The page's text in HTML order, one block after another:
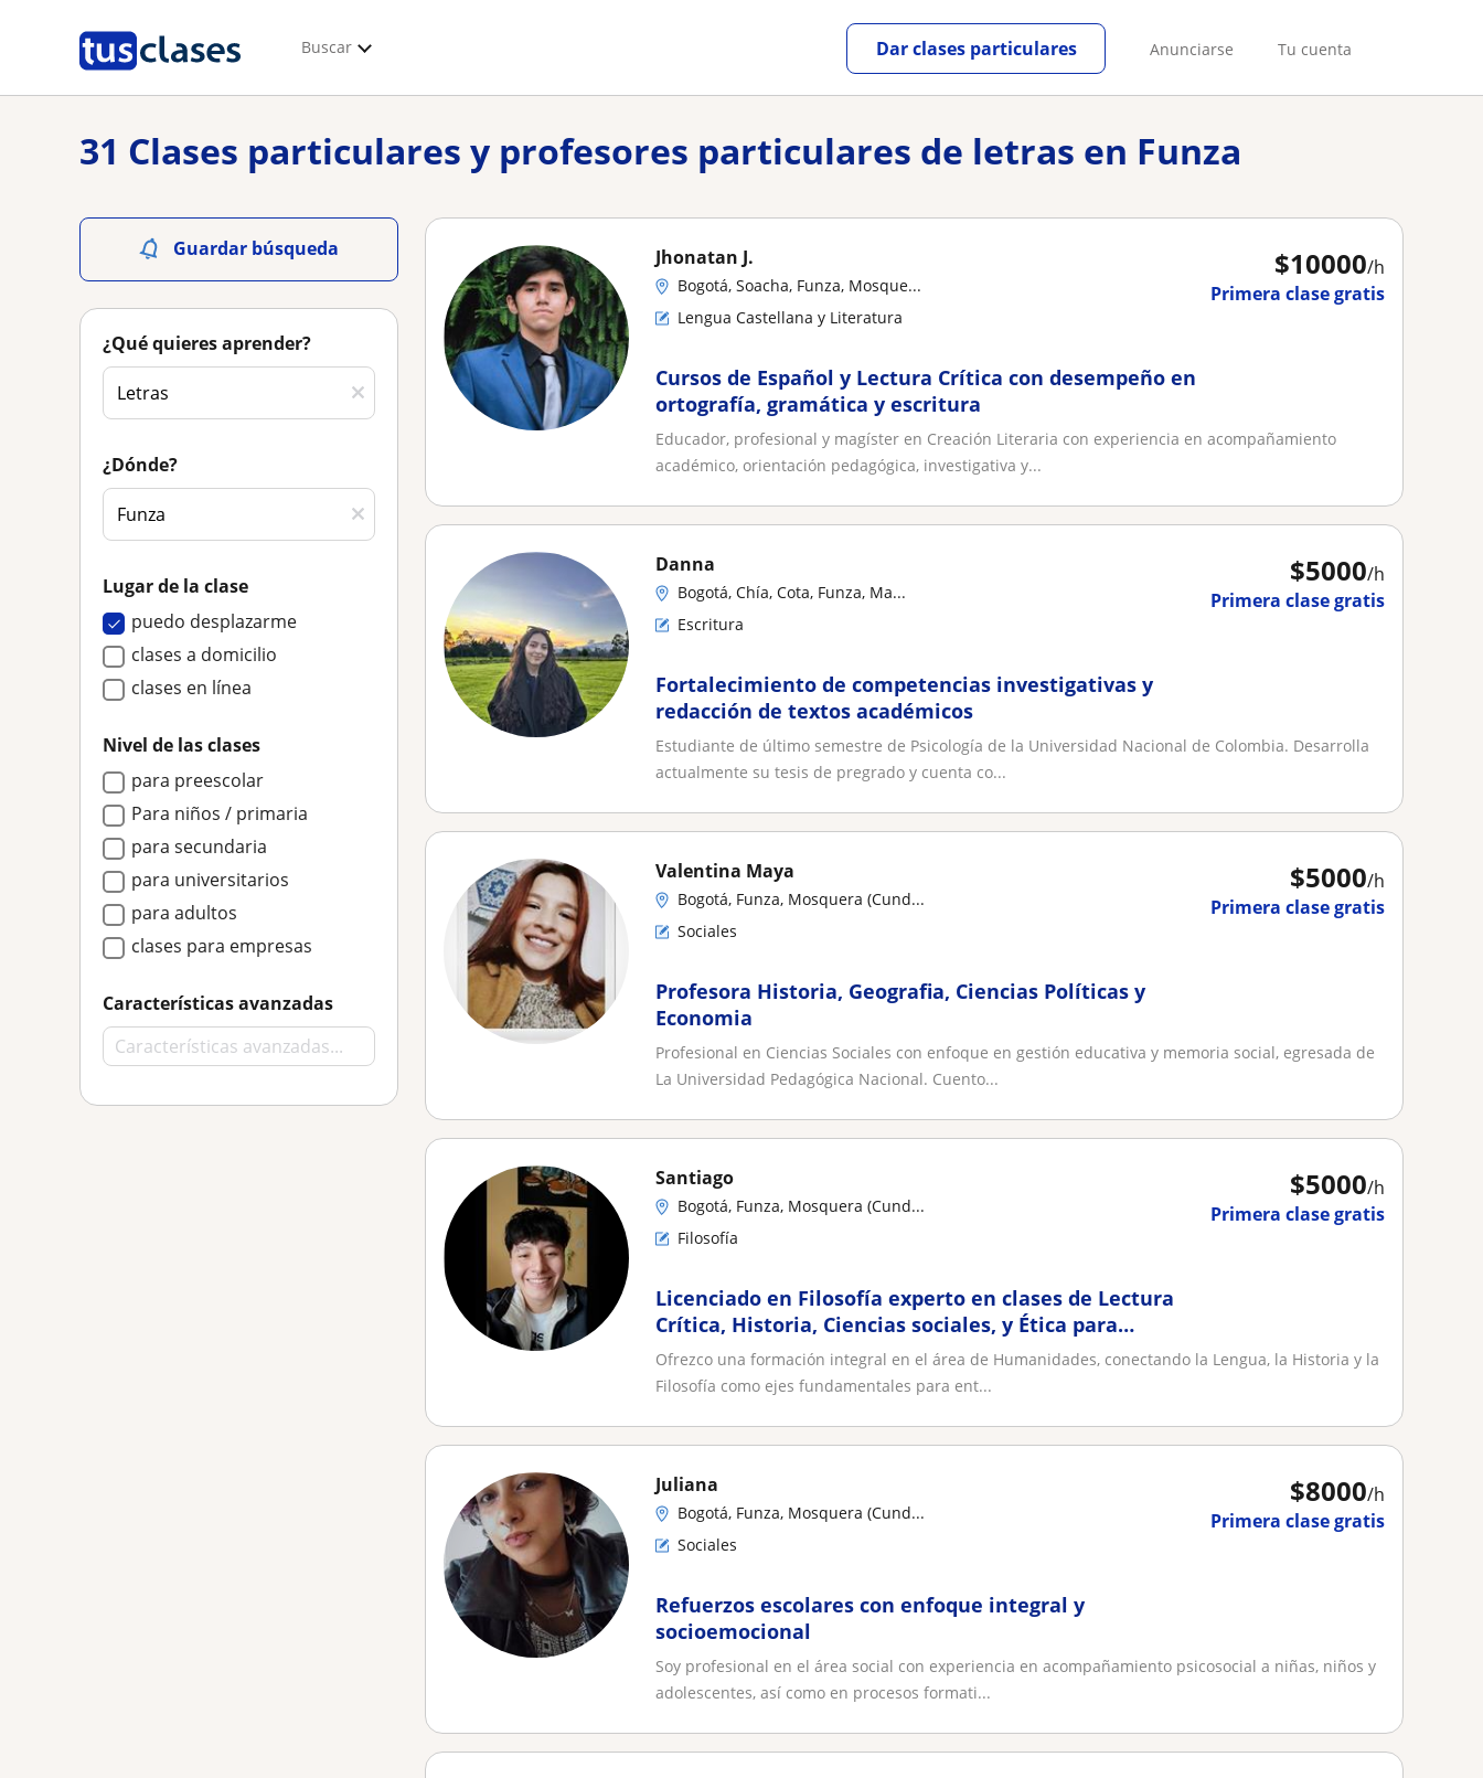
Buscar Anunciarse Tu cuenta
Dar clases particulares
31 Clases particulares y profesores particulares de letras en Funza
Guardar búsqueda
¿Qué quieres aprender?
¿Dónde?
Lugar de la clase
puedo desplazarme
clases a domicilio
clases en línea
Nivel de las clases
para preescolar
Para niños / primaria
para secundaria
para universitarios
para adultos
clases para empresas
Características avanzadas
$10000/h
Primera clase gratis
Jhonatan J.
Bogotá, Soacha, Funza, Mosque...
Lengua Castellana y Literatura
Cursos de Español y Lectura Crítica con desempeño en
ortografía, gramática y escritura
Educador, profesional y magíster en Creación Literaria con experiencia en acompañamiento
académico, orientación pedagógica, investigativa y...
$5000/h
Primera clase gratis
Danna
Bogotá, Chía, Cota, Funza, Ma...
Escritura
Fortalecimiento de competencias investigativas y
redacción de textos académicos
Estudiante de último semestre de Psicología de la Universidad Nacional de Colombia. Desarrolla
actualmente su tesis de pregrado y cuenta co...
$5000/h
Primera clase gratis
Valentina Maya
Bogotá, Funza, Mosquera (Cund...
Sociales
Profesora Historia, Geografia, Ciencias Políticas y
Economia
Profesional en Ciencias Sociales con enfoque en gestión educativa y memoria social, egresada de
La Universidad Pedagógica Nacional. Cuento...
$5000/h
Primera clase gratis
Santiago
Bogotá, Funza, Mosquera (Cund...
Filosofía
Licenciado en Filosofía experto en clases de Lectura
Crítica, Historia, Ciencias sociales, y Ética para
Bachillerato
Ofrezco una formación integral en el área de Humanidades, conectando la Lengua, la Historia y la
Filosofía como ejes fundamentales para ent...
$8000/h
Primera clase gratis
Juliana
Bogotá, Funza, Mosquera (Cund...
Sociales
Refuerzos escolares con enfoque integral y
socioemocional
Soy profesional en el área social con experiencia en acompañamiento psicosocial a niñas, niños y
adolescentes, así como en procesos formati...